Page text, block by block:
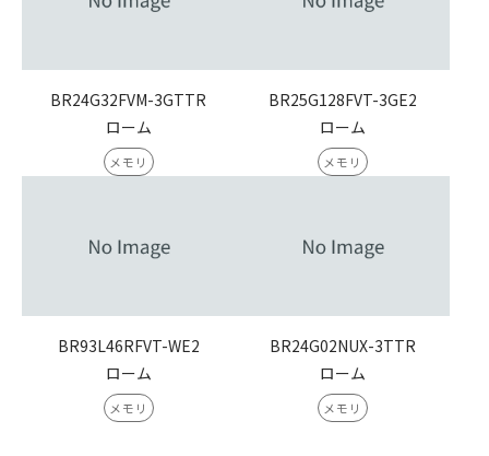
BR24G32FVM-3GTTR
ローム
メモリ
BR25G128FVT-3GE2
ローム
メモリ
BR93L46RFVT-WE2
ローム
メモリ
BR24G02NUX-3TTR
ローム
メモリ